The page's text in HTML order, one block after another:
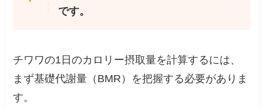
です。
チワワの1日のカロリー摂取量を計算するには、
まず基礎代謝量（BMR）を把握する必要がありま
す。